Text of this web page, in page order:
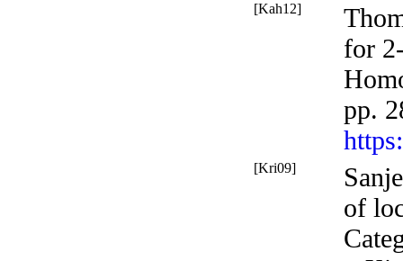
[Kah12]
for
pp.
[Kri09]
of